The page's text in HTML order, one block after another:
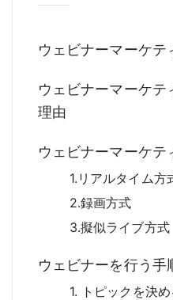
ウェビナーマーケテ
ウェビナーマーケテ
理由
ウェビナーマーケテ
1.リアルタイム方
2.録画方式
3.擬似ライブ方式
ウェビナーを行う手
1. トピックを決め